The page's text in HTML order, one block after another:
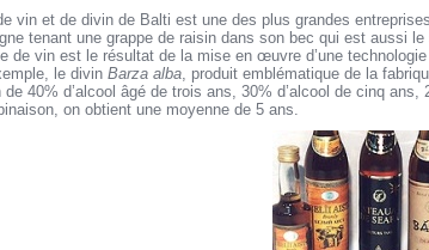
vin et de divin de Balti est une des plus grandes
tenant une grappe de raisin dans son bec qui est aussi
de vin est le résultat de la mise en œuvre d’une
le divin Barza alba, produit emblématique de la
40% d’alcool âgé de trois ans, 30% d’alcool de cinq
on obtient une moyenne de 5 ans.